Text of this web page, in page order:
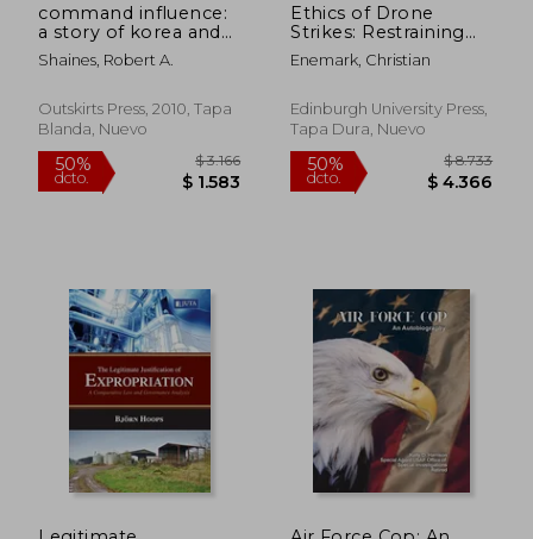
50%
dcto. $ 1.323
50%
dcto.
command influence:
a story of korea and
the politics of
injustice (en Inglés)
Shaines, Robert A.
Outskirts Press, 2010, Tapa
Blanda, Nuevo
Ethics of Drone
Strikes: Restraining
Remote-Control
Killing (en Inglés)
Enemark, Christian
Edinburgh University Press,
Tapa Dura, Nuevo